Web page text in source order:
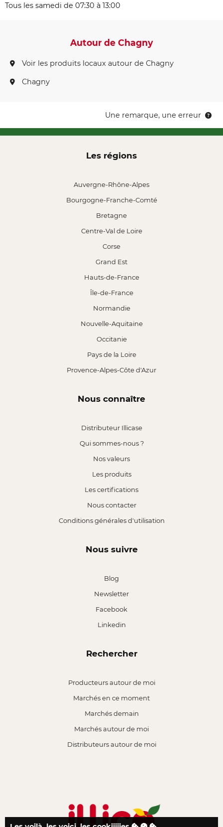
Tous les samedi de 07:30 à 13:00
Autour de Chagny
Voir les produits locaux autour de Chagny
Chagny
Une remarque, une erreur
Les régions
Auvergne-Rhône-Alpes
Bourgogne-Franche-Comté
Bretagne
Centre-Val de Loire
Corse
Grand Est
Hauts-de-France
Île-de-France
Normandie
Nouvelle-Aquitaine
Occitanie
Pays de la Loire
Provence-Alpes-Côte d'Azur
Nous connaître
Distributeur Illicase
Qui sommes-nous ?
Nos valeurs
Les produits
Les certifications
Nous contacter
Conditions générales d'utilisation
Nous suivre
Blog
Newsletter
Facebook
Linkedin
Rechercher
Producteurs autour de moi
Marchés en ce moment
Marchés demain
Marchés autour de moi
Distributeurs autour de moi